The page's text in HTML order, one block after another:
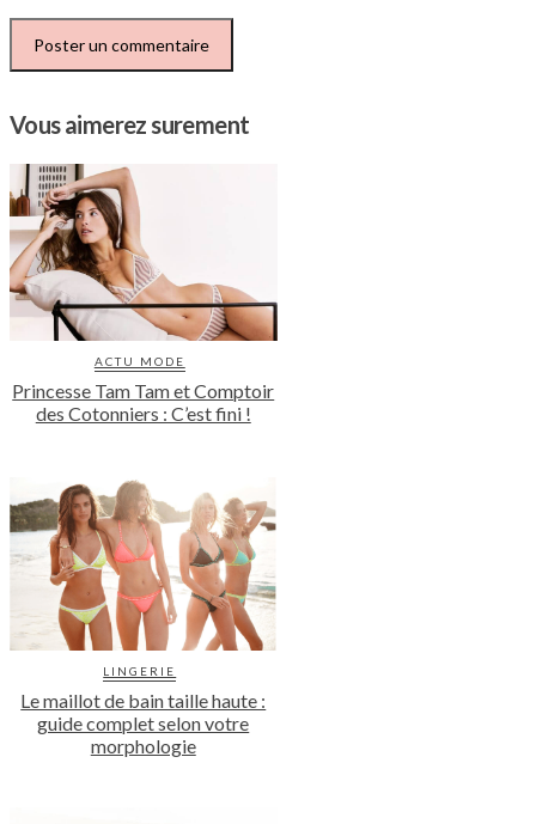
Vous aimerez surement
ACTU MODE
Princesse Tam Tam et Comptoir
des Cotonniers : C’est fini !
LINGERIE
Le maillot de bain taille haute :
guide complet selon votre
morphologie